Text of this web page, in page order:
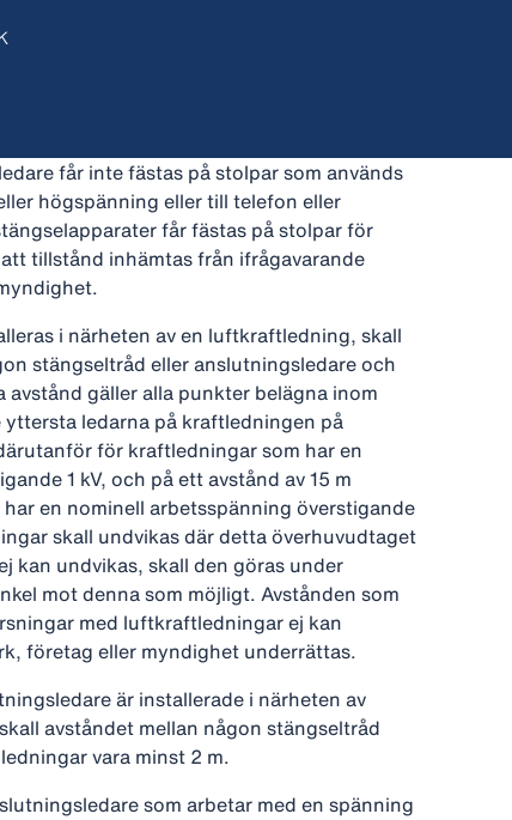
får inte fästas på stolpar som används
högspänning eller till telefon eller
får fästas på stolpar för
tillstånd inhämtas från ifrågavarande
i närheten av en luftkraftledning, skall
stängseltråd eller anslutningsledare och
gäller alla punkter belägna inom
ledarna på kraftledningen på
för kraftledningar som har en
1 kV, och på ett avstånd av 15 m
en nominell arbetsspänning överstigande
skall undvikas där detta överhuvudtaget
kan undvikas, skall den göras under
mot denna som möjligt. Avstånden som
med luftkraftledningar ej kan
företag eller myndighet underrättas.
är installerade i närheten av
avståndet mellan någon stängseltråd
vara minst 2 m.
som arbetar med en spänning